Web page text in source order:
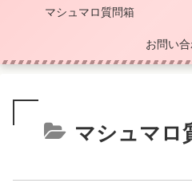
マシュマロ質問箱
お問い
マシュマロ